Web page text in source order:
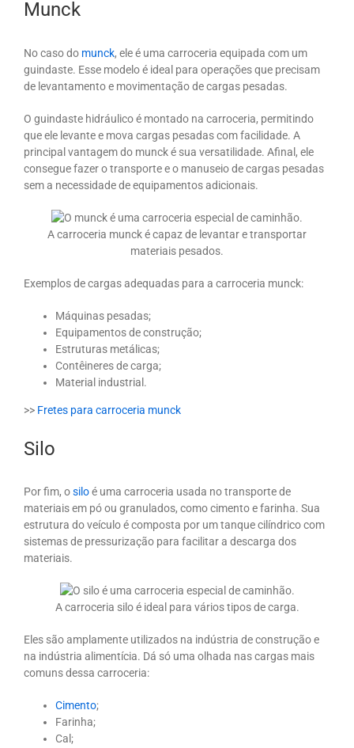
Munck
No caso do munck, ele é uma carroceria equipada com um
guindaste. Esse modelo é ideal para operações que precisam
de levantamento e movimentação de cargas pesadas.
O guindaste hidráulico é montado na carroceria, permitindo
que ele levante e mova cargas pesadas com facilidade. A
principal vantagem do munck é sua versatilidade. Afinal, ele
consegue fazer o transporte e o manuseio de cargas pesadas
sem a necessidade de equipamentos adicionais.
A carroceria munck é capaz de levantar e transportar
materiais pesados.
Exemplos de cargas adequadas para a carroceria munck:
Máquinas pesadas;
Equipamentos de construção;
Estruturas metálicas;
Contêineres de carga;
Material industrial.
>> Fretes para carroceria munck
Silo
Por fim, osiloé uma carroceria usada no transporte de
materiais em pó ou granulados, como cimento e farinha. Sua
estrutura do veículo é composta por um tanque cilíndrico com
sistemas de pressurização para facilitar a descarga dos
materiais.
A carroceria silo é ideal para vários tipos de carga.
Eles são amplamente utilizados na indústria de construção e
na indústria alimentícia. Dá só uma olhada nas cargas mais
comuns dessa carroceria:
Cimento;
Farinha;
Cal;